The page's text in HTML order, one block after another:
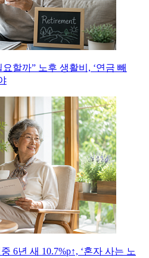
할까” 노후 생활비, ‘연금 빼
6년 새 10.7%p↑, ‘혼자 사는 노